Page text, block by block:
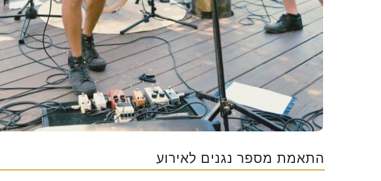
התאמת מספר נגנים לאירוע